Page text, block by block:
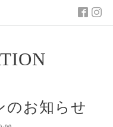
のお知らせ